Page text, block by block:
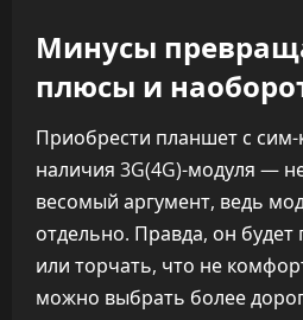
Минусы
плюсы и
Приобрести планшет с
наличия 3G(4G)-модуля —
весомый аргумент, ведь
отдельно. Правда, он будет
или торчать, что не
можно выбрать более